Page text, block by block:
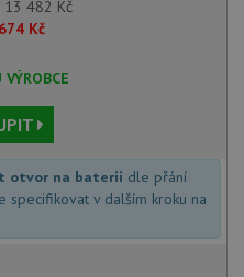
13 482 Kč
674 Kč
otvor na baterii dle přání
specifikovat v dalším kroku na